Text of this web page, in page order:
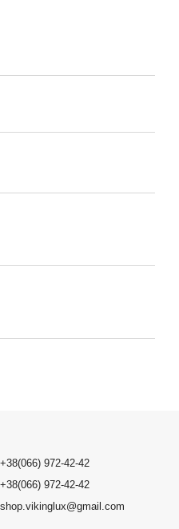
+38(066) 972-42-42
+38(066) 972-42-42
shop.vikinglux@gmail.com